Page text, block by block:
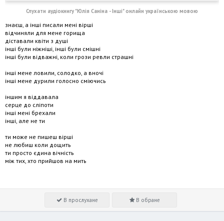
Слухати аудіокнигу "Юлія Саніна - Інші" онлайн українською мовою
знаєш, а інші писали мені вірші
відчиняли для мене горища
діставали квіти з душі
інші були ніжніші, інші були смішні
інші були відважні, коли грози ревли страшні
інші мене ловили, солодко, а вночі
інші мене дурили голосно сміючись
іншим я віддавала
серце до сліпоти
інші мені брехали
інші, але не ти
ти може не пишеш вірші
не любиш коли дощить
ти просто єдина вічність
між тих, хто прийшов на мить
В прослухане В обране